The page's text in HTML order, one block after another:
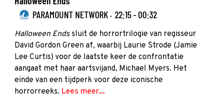
PARAMOUNT NETWORK · 22:15 - 00:32
Halloween Ends sluit de horrortrilogie van regisseur
David Gordon Green af, waarbij Laurie Strode (Jamie
Lee Curtis) voor de laatste keer de confrontatie
aangaat met haar aartsvijand, Michael Myers. Het
einde van een tijdperk voor deze iconische
horrorreeks. Lees meer...